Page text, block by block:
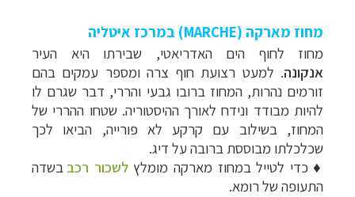
מחוז מארקה (MARCHE) במרכז איטליה
מחוז לחוף הים האדריאטי, שבירתו היא העיר
אנקונה. למעט רצועת חוף צרה ומספר עמקים בהם
זורמים נהרות, המחוז ברובו גבעי והררי, דבר שגרם לו
להיות מבודד ונידח לאורך ההיסטוריה. שטחו ההררי של
המחוז, בשילוב עם קרקע לא פורייה, הביאו לכך
שכלכלתו מבוססת ברובה על דיג.
♦כדי לטייל במחוז מארקה מומלץלשכור רכב בשדה
התעופה של רומא.